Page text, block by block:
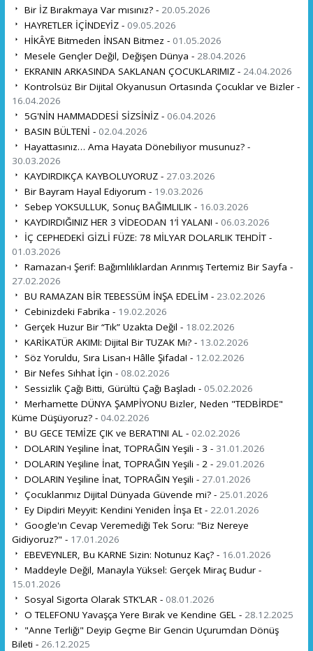
Bir İZ Bırakmaya Var mısınız? - 20.05.2026
HAYRETLER İÇİNDEYİZ - 09.05.2026
HİKÂYE Bitmeden İNSAN Bitmez - 01.05.2026
Mesele Gençler Değil, Değişen Dünya - 28.04.2026
EKRANIN ARKASINDA SAKLANAN ÇOCUKLARIMIZ - 24.04.2026
Kontrolsüz Bir Dijital Okyanusun Ortasında Çocuklar ve Bizler -
16.04.2026
5G'NİN HAMMADDESİ SİZSİNİZ - 06.04.2026
BASIN BÜLTENİ - 02.04.2026
Hayattasınız… Ama Hayata Dönebiliyor musunuz? -
30.03.2026
KAYDIRDIKÇA KAYBOLUYORUZ - 27.03.2026
Bir Bayram Hayal Ediyorum - 19.03.2026
Sebep YOKSULLUK, Sonuç BAĞIMLILIK - 16.03.2026
KAYDIRDIĞINIZ HER 3 VİDEODAN 1’İ YALAN! - 06.03.2026
İÇ CEPHEDEKİ GİZLİ FÜZE: 78 MİLYAR DOLARLIK TEHDİT -
01.03.2026
Ramazan-ı Şerif: Bağımlılıklardan Arınmış Tertemiz Bir Sayfa -
27.02.2026
BU RAMAZAN BİR TEBESSÜM İNŞA EDELİM - 23.02.2026
Cebinizdeki Fabrika - 19.02.2026
Gerçek Huzur Bir “Tık” Uzakta Değil - 18.02.2026
KARİKATÜR AKIMI: Dijital Bir TUZAK Mı? - 13.02.2026
Söz Yoruldu, Sıra Lisan-ı Hâlle Şifada! - 12.02.2026
Bir Nefes Sıhhat İçin - 08.02.2026
Sessizlik Çağı Bitti, Gürültü Çağı Başladı - 05.02.2026
Merhamette DÜNYA ŞAMPİYONU Bizler, Neden "TEDBİRDE"
Küme Düşüyoruz? - 04.02.2026
BU GECE TEMİZE ÇIK ve BERAT’INI AL - 02.02.2026
DOLARIN Yeşiline İnat, TOPRAĞIN Yeşili - 3 - 31.01.2026
DOLARIN Yeşiline İnat, TOPRAĞIN Yeşili - 2 - 29.01.2026
DOLARIN Yeşiline İnat, TOPRAĞIN Yeşili - 27.01.2026
Çocuklarımız Dijital Dünyada Güvende mi? - 25.01.2026
Ey Dipdiri Meyyit: Kendini Yeniden İnşa Et - 22.01.2026
Google'ın Cevap Veremediği Tek Soru: "Biz Nereye
Gidiyoruz?" - 17.01.2026
EBEVEYNLER, Bu KARNE Sizin: Notunuz Kaç? - 16.01.2026
Maddeyle Değil, Manayla Yüksel: Gerçek Miraç Budur -
15.01.2026
Sosyal Sigorta Olarak STK’LAR - 08.01.2026
O TELEFONU Yavaşça Yere Bırak ve Kendine GEL - 28.12.2025
"Anne Terliği" Deyip Geçme Bir Gencin Uçurumdan Dönüş
Bileti - 26.12.2025